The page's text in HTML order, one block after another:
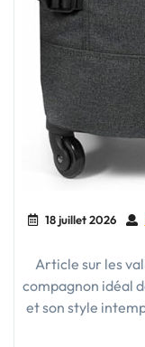
18 juillet 2026
Article sur les
compagnon idéal
et son style